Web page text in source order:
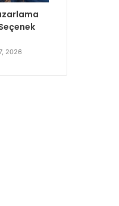
2026